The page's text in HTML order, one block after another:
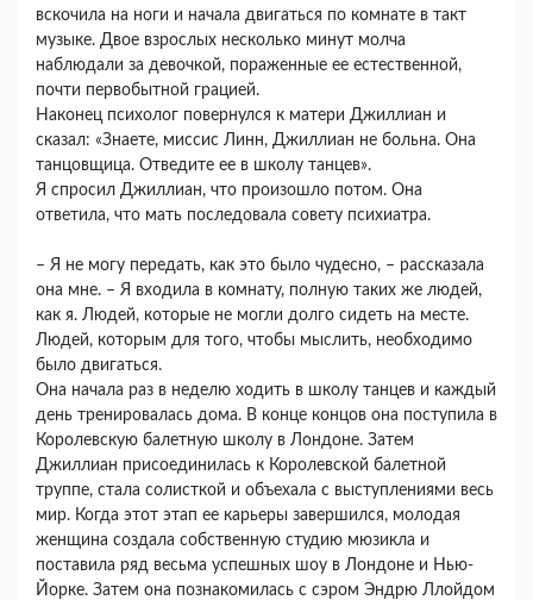
вскочила на ноги и начала двигаться по комнате в такт
музыке. Двое взрослых несколько минут молча
наблюдали за девочкой, пораженные ее естественной,
почти первобытной грацией.
Наконец психолог повернулся к матери Джиллиан и
сказал: «Знаете, миссис Линн, Джиллиан не больна. Она
танцовщица. Отведите ее в школу танцев».
Я спросил Джиллиан, что произошло потом. Она
ответила, что мать последовала совету психиатра.
– Я не могу передать, как это было чудесно, – рассказала
она мне. – Я входила в комнату, полную таких же людей,
как я. Людей, которые не могли долго сидеть на месте.
Людей, которым для того, чтобы мыслить, необходимо
было двигаться.
Она начала раз в неделю ходить в школу танцев и каждый
день тренировалась дома. В конце концов она поступила в
Королевскую балетную школу в Лондоне. Затем
Джиллиан присоединилась к Королевской балетной
труппе, стала солисткой и объехала с выступлениями весь
мир. Когда этот этап ее карьеры завершился, молодая
женщина создала собственную студию мюзикла и
поставила ряд весьма успешных шоу в Лондоне и Нью-
Йорке. Затем она познакомилась с сэром Эндрю Ллойдом